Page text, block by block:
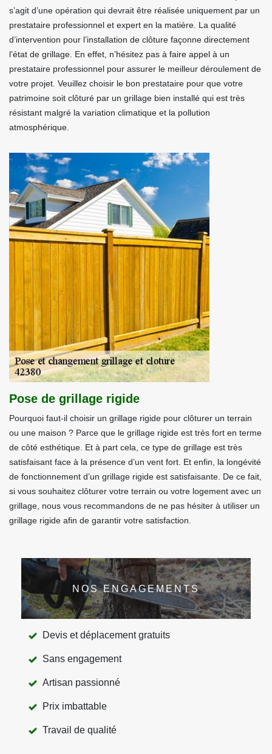
s’agit d’une opération qui devrait être réalisée uniquement par un
prestataire professionnel et expert en la matière. La qualité
d’intervention pour l’installation de clôture façonne directement
l’état de grillage. En effet, n’hésitez pas à faire appel à un
prestataire professionnel pour assurer le meilleur déroulement de
votre projet. Veuillez choisir le bon prestataire pour que votre
patrimoine soit clôturé par un grillage bien installé qui est très
résistant malgré la variation climatique et la pollution
atmosphérique.
Pose de grillage rigide
Pourquoi faut-il choisir un grillage rigide pour clôturer un terrain
ou une maison ? Parce que le grillage rigide est très fort en terme
de côté esthétique. Et à part cela, ce type de grillage est très
satisfaisant face à la présence d’un vent fort. Et enfin, la longévité
de fonctionnement d’un grillage rigide est satisfaisante. De ce fait,
si vous souhaitez clôturer votre terrain ou votre logement avec un
grillage, nous vous recommandons de ne pas hésiter à utiliser un
grillage rigide afin de garantir votre satisfaction.
NOS ENGAGEMENTS
Devis et déplacement gratuits
Sans engagement
Artisan passionné
Prix imbattable
Travail de qualité